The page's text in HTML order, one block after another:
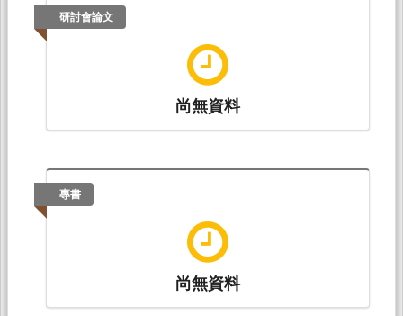
研討會論文
尚無資料
專書
尚無資料